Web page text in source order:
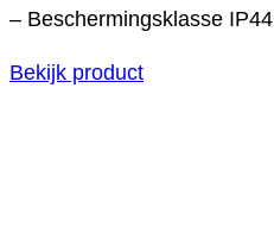
– Beschermingsklasse IP44
Bekijk product